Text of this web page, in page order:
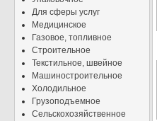
Для сферы услуг
Медицинское
Газовое, топливное
Строительное
Текстильное, швейное
Машиностроительное
Холодильное
Грузоподъемное
Сельскохозяйственное